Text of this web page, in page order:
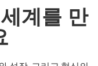
계를 만